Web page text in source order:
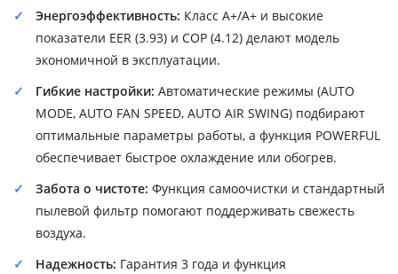
Энергоэффективность: Класс A+/A+ и высокие
показатели EER (3.93) и COP (4.12) делают модель
экономичной в эксплуатации.
Гибкие настройки: Автоматические режимы (AUTO
MODE, AUTO FAN SPEED, AUTO AIR SWING) подбирают
оптимальные параметры работы, а функция POWERFUL
обеспечивает быстрое охлаждение или обогрев.
Забота о чистоте: Функция самоочистки и стандартный
пылевой фильтр помогают поддерживать свежесть
воздуха.
Надежность: Гарантия 3 года и функция